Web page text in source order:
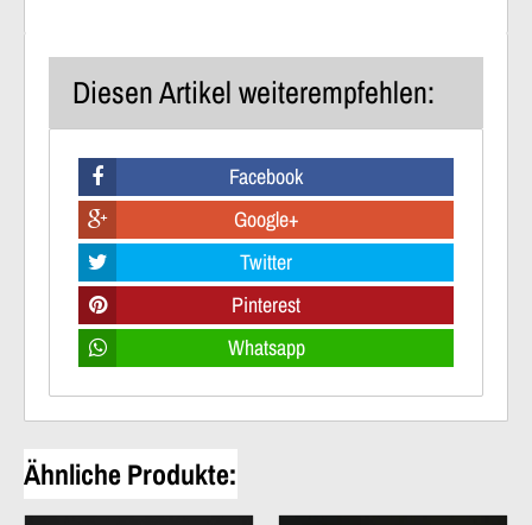
Diesen Artikel weiterempfehlen:
Facebook
Google+
Twitter
Pinterest
Whatsapp
Ähnliche Produkte: